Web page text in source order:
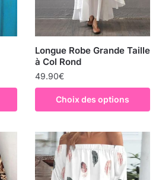
Longue Robe Grande Taille
à Col Rond
49.90€
Choix des options